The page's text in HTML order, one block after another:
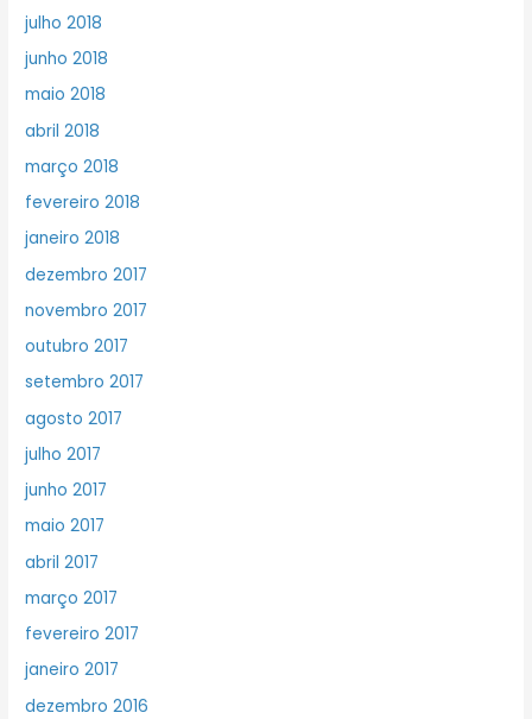
julho 2018
junho 2018
maio 2018
abril 2018
março 2018
fevereiro 2018
janeiro 2018
dezembro 2017
novembro 2017
outubro 2017
setembro 2017
agosto 2017
julho 2017
junho 2017
maio 2017
abril 2017
março 2017
fevereiro 2017
janeiro 2017
dezembro 2016